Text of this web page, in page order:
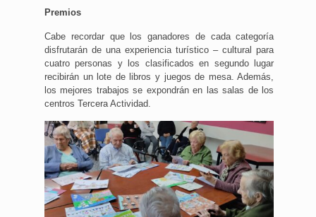
Premios
Cabe recordar que los ganadores de cada categoría
disfrutarán de una experiencia turístico – cultural para
cuatro personas y los clasificados en segundo lugar
recibirán un lote de libros y juegos de mesa. Además,
los mejores trabajos se expondrán en las salas de los
centros Tercera Actividad.